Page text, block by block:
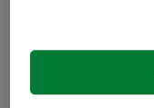
bereiden